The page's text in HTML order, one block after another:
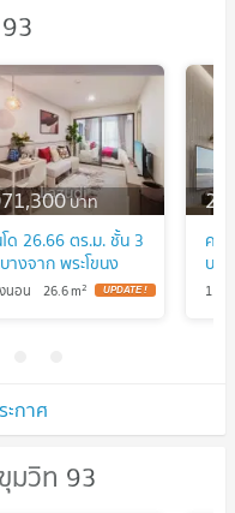
กาศ
บาท
ด 26.66 ตร.ม. ชั้น 3
างจาก พระโขนง
เงียบใกล้สวนส่วน
นอน 26.6m2
คอ
บา
สว
1 ห้
มวิท 93
มวิท 93